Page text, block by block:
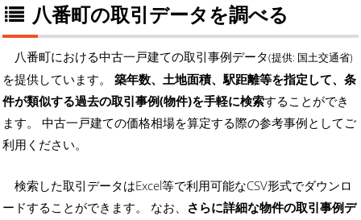
八番町の取引データを調べる
八番町における中古一戸建ての取引事例データ(提供: 国土交通省)
を提供しています。 築年数、土地面積、駅距離等を指定して、条
件が類似する過去の取引事例(物件)を手軽に検索することができ
ます。 中古一戸建ての価格相場を算定する際の参考事例としてご
利用ください。
検索した取引データはExcel等で利用可能なCSV形式でダウンロ
ードすることができます。 なお、 さらに詳細な物件の取引事例デ